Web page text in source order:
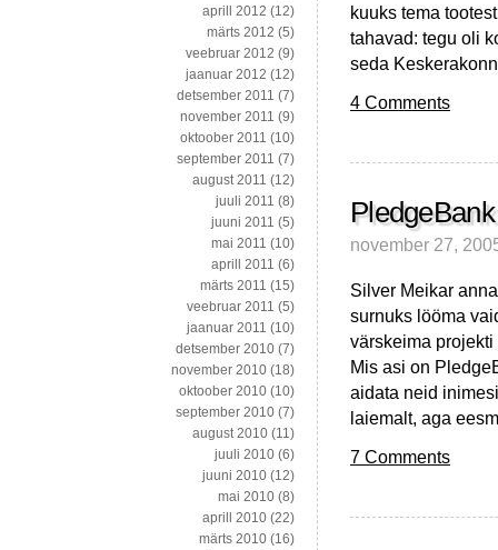
kuuks tema
tahavad: tegu oli
seda
4 Comments
november 27,
Silver Meikar
surnuks lööma
värskeima
Mis asi on
aidata neid
laiemalt, aga
7 Comments
aprill 2012 (12)
märts 2012 (5)
veebruar 2012 (9)
jaanuar 2012 (12)
detsember 2011 (7)
november 2011 (9)
oktoober 2011 (10)
september 2011 (7)
august 2011 (12)
juuli 2011 (8)
juuni 2011 (5)
mai 2011 (10)
aprill 2011 (6)
märts 2011 (15)
veebruar 2011 (5)
jaanuar 2011 (10)
detsember 2010 (7)
november 2010 (18)
oktoober 2010 (10)
september 2010 (7)
august 2010 (11)
juuli 2010 (6)
juuni 2010 (12)
mai 2010 (8)
aprill 2010 (22)
märts 2010 (16)